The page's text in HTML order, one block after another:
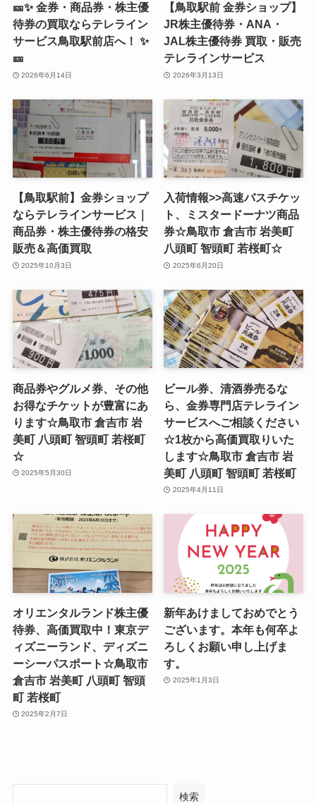
🎫✨ 金券・商品券・株主優
待券の買取ならテレライン
サービス鳥取駅前店へ！ ✨
🎫
2026年6月14日
【鳥取駅前 金券ショップ】
JR株主優待券・ANA・
JAL株主優待券 買取・販売
テレラインサービス
2026年3月13日
【鳥取駅前】金券ショップ
ならテレラインサービス｜
商品券・株主優待券の格安
販売＆高価買取
2025年10月3日
入荷情報>>高速バスチケッ
ト、ミスタードーナツ商品
券☆鳥取市 倉吉市 岩美町
八頭町 智頭町 若桜町☆
2025年6月20日
商品券やグルメ券、その他
お得なチケットが豊富にあ
ります☆鳥取市 倉吉市 岩
美町 八頭町 智頭町 若桜町
☆
2025年5月30日
ビール券、清酒券売るな
ら、金券専門店テレライン
サービスへご相談ください
☆1枚から高価買取りいた
します☆鳥取市 倉吉市 岩
美町 八頭町 智頭町 若桜町
2025年4月11日
オリエンタルランド株主優
待券、高価買取中！東京デ
ィズニーランド、ディズニ
ーシーパスポート☆鳥取市
倉吉市 岩美町 八頭町 智頭
町 若桜町
2025年2月7日
新年あけましておめでとう
ございます。本年も何卒よ
ろしくお願い申し上げま
す。
2025年1月3日
検索